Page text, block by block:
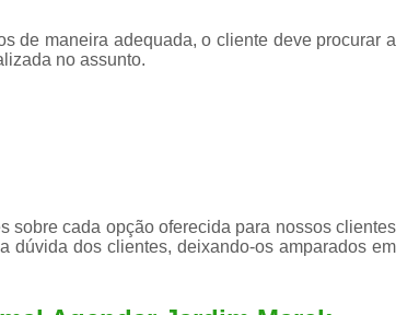
Internação para Cães e
Limpeza de Tártaro para Gatos
de maneira adequada, o cliente deve procurar a
no assunto.
sobre cada opção oferecida para nossos clientes
dúvida dos clientes, deixando-os amparados em